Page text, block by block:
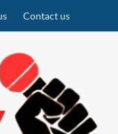
Contact us